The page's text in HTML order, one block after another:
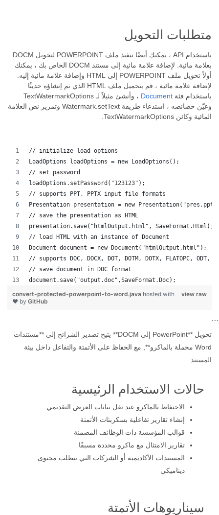
متطلبات التحويل
باستخدام API ، يمكنك أيضًا تنفيذ ملف POWERPOINT لتحويل DOCM
بعلامة مائية. لإضافة علامة مائية إلى مستند DOCM الخاص بك ، يمكنك
أولاً تحويل ملف POWERPOINT إلى HTML وإضافة علامة مائية إليه.
لإضافة علامة مائية ، قم بتحميل ملف HTML الذي تم إنشاؤه حديثًا
باستخدام فئة Document
، وأنشئ مثيلاً لـ TextWatermarkOptions
وعيّن خصائصه ، استدعاء طريقة Watermark.setText وتمرير نص العلامة
المائية وكائن TextWatermarkOptions.
// initialize load options
LoadOptions loadOptions = new LoadOptions();
// set password
loadOptions.setPassword("123123");
// supports PPT, PPTX input file formats
Presentation presentation = new
// save the presentation as HTML
presentation.save("htmlOutput.html", SaveFormat.Html);
// load HTML with an instance of Document
Document document = new Document("htmlOutput.html");
// supports DOC, DOCX, DOT, DOTM, DOTX, FLATOPC,
// save document in DOC format
document.save("output.doc",SaveFormat.Doc);
view raw
convert-protected-powerpoint-to-word.java hosted with
❤ by GitHub
```
تحويل **PowerPoint إلى DOCM** يتيح تصدير الشرائح إلى **مستندات
Word محملة بالماكرو**, مع الحفاظ على الأتمتة والتفاعل داخل بيئة
المستند.
حالات الاستخدام الرئيسية
الاحتفاظ بالماكرو عند نقل بيانات العرض التقديمي
إنشاء تقارير تفاعلية بسكربتات الأتمتة
قوالب المؤسسة ذات الوظائف المضمنة
تقارير الامتثال مع ماكرو محددة مسبقًا
المستندات الأكاديمية أو الشركات التي تتطلب محتوى
ديناميكي
سيناريوهات الأتمتة